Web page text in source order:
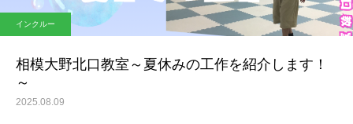
インクルー
相模大野北口教室～夏休みの工作を紹介します！
～
2025.08.09